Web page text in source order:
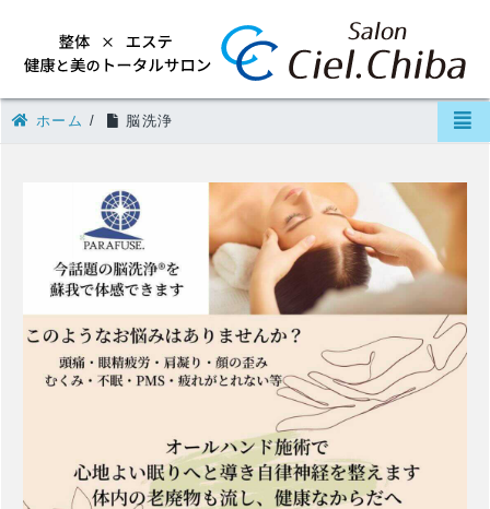
ホーム / 脳洗浄